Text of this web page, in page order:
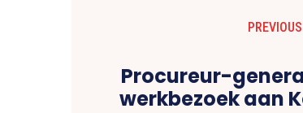
Procureur-
werkbezoek aan